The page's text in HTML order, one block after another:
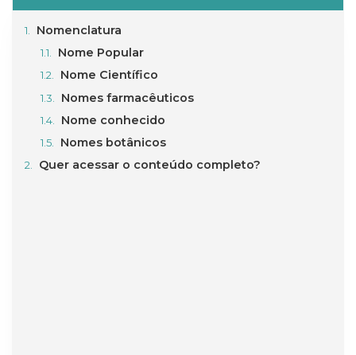
Nomenclatura
Nome Popular
Nome Científico
Nomes farmacêuticos
Nome conhecido
Nomes botânicos
Quer acessar o conteúdo completo?